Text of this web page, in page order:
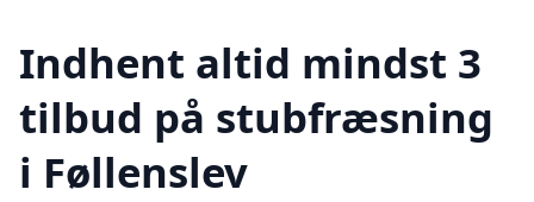
Indhent altid mindst 3
tilbud på stubfræsning
i Føllenslev